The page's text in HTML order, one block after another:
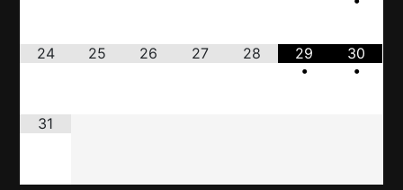
24 25 26 27 28
29
•
30
•
31